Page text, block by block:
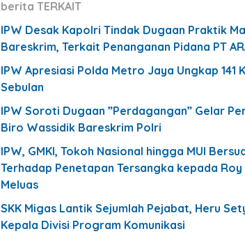
berita TERKAIT
IPW Desak Kapolri Tindak Dugaan Praktik
Bareskrim, Terkait Penanganan Pidana PT
IPW Apresiasi Polda Metro Jaya Ungkap 141
Sebulan
IPW Soroti Dugaan ”Perdagangan” Gelar
Biro Wassidik Bareskrim Polri
IPW, GMKI, Tokoh Nasional hingga MUI
Terhadap Penetapan Tersangka kepada Roy
Meluas
SKK Migas Lantik Sejumlah Pejabat, Heru
Kepala Divisi Program Komunikasi